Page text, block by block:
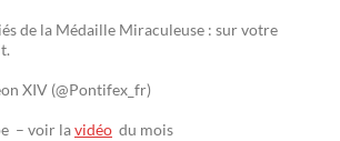
de la Médaille Miraculeuse : sur votre
XIV (@Pontifex_fr)
– voir lavidéo du mois